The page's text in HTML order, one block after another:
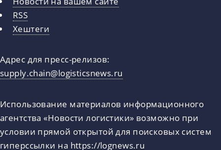
RSS
Хештеги
Адрес для пресс-релизов:
supply.chain@logisticsnews.ru
Использование материалов информационного
агентства «Новости логистики» возможно при
условии прямой открытой для поисковых систем
гиперссылки на https://lognews.ru